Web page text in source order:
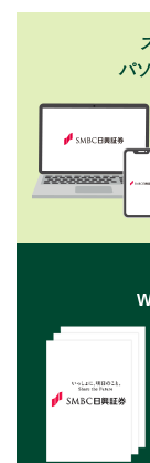
パ